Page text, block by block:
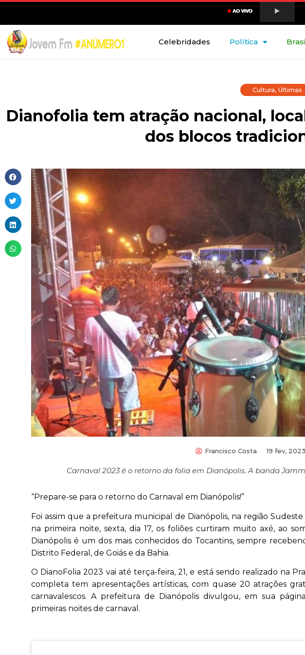
Celebridades Política
Cultura, Últimas
Dianofolia tem atração nacional,
dos blocos
Francisco Costa 19 fev, 2023
Carnaval 2023 é o retorno da folia em Dianópolis. A banda
“Prepare-se para o retorno do Carnaval em Dianópolis!”
Foi assim que a prefeitura municipal de Dianópolis, na região
na primeira noite, sexta, dia 17, os foliões curtiram muito axé, ao
Dianópolis é um dos mais conhecidos do Tocantins, sempre
Distrito Federal, de Goiás e da Bahia.
O DianoFolia 2023 vai até terça-feira, 21, e está sendo realizado na
completa tem apresentações artísticas, com quase 20 atrações
carnavalescos. A prefeitura de Dianópolis divulgou, em sua
primeiras noites de carnaval.